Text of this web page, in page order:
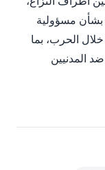
بشأن مسؤولية
خلال الحرب، بما
المدنيين